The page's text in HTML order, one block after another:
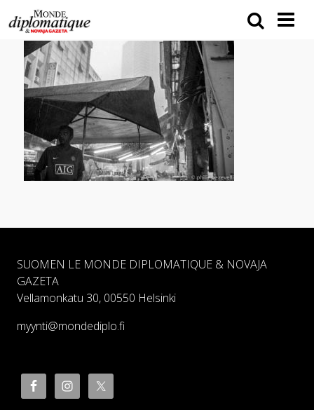
SUOMEN LE MONDE DIPLOMATIQUE & NOVAJA
GAZETA
Vellamonkatu 30, 00550 Helsinki
myynti@mondediplo.fi